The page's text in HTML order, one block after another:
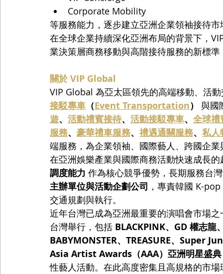
Corporate Mobility
等服務能力，逐步建立亞洲企業領袖接待
在全球企業持續深化亞洲布局的背景下，
業決策層商務移動與高階接待服務的新標
關於 VIP Global
VIP Global 為亞太區領先的高端移動、活
接駁專車 （Event Transportation） 與國
遊、 活動禮賓接待、 活動接駁專車、 全球禮
服務、 豪華禮車服務、 禮遇通關服務、 私人
端服務，為企業領袖、國際藝人、跨國企
在亞洲娛樂產業與國際商務活動快速成長
調度能力 作為核心競爭優勢，長期服務台
主辦單位與活動企劃公司 ，專責韓國 K-
交通規劃與執行。
近年台灣已成為亞洲最重要的演唱會市場
台灣舉行，包括 BLACKPINK、GD 權志龍
BABYMONSTER、TREASURE、Super
Asia Artist Awards（AAA）亞洲明星盛典
性藝人活動。在此高度密集且高規格的市